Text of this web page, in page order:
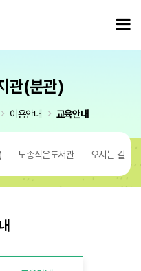
관(분관)
이용안내 교육안내
노송작은도서관 오시는 길